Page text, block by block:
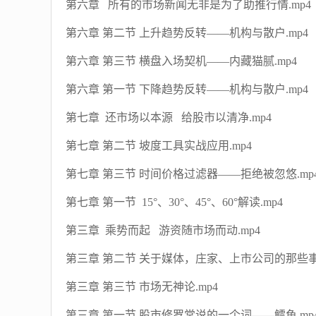
第六章 所有的市场新闻无非是为了助推行情.mp4
第六章 第二节 上升趋势反转——机构与散户.mp4
第六章 第三节 横盘入场契机——内藏猫腻.mp4
第六章 第一节 下降趋势反转——机构与散户.mp4
第七章 还市场以本源 给股市以清净.mp4
第七章 第二节 坡度工具实战应用.mp4
第七章 第三节 时间价格过滤器——拒绝被忽悠
第七章 第一节 15°、30°、45°、60°解读.mp4
第三章 乘势而起 游资随市场而动.mp4
第三章 第二节 关于媒体，庄家、上市公司的那些
第三章 第三节 市场无神论.mp4